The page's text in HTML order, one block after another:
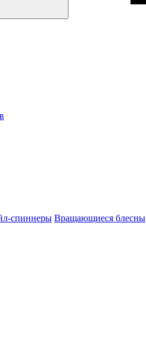
спиннеры Вращающиеся блесны